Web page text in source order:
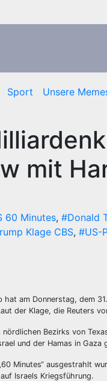
Sport Unsere
mit
60 Minutes, #Donald
Klage CBS, #US-
am Donnerstag, dem
der Klage, die Reuters
Bezirks von
und der Hamas in Gaza
Minutes“ ausgestrahlt
Israels Kriegsführung.